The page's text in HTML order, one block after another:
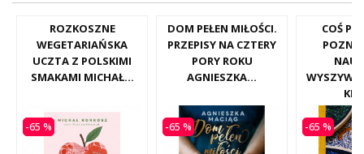
ROZKOSZNE
WEGETARIAŃSKA
UCZTA Z POLSKIMI
SMAKAMI MICHAŁ...
-65 %
DOM PEŁEN MIŁOŚCI.
PRZEPISY NA CZTERY
PORY ROKU
AGNIESZKA...
-65 %
COŚ
-65 %